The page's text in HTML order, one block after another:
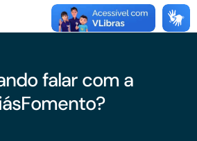
falar com a